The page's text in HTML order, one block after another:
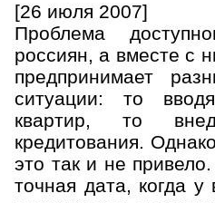
[26 июля 2007]
Проблема
россиян, а вместе с
предпринимает
ситуации: то
квартир, то
кредитования.
это так и не
точная дата, когда у